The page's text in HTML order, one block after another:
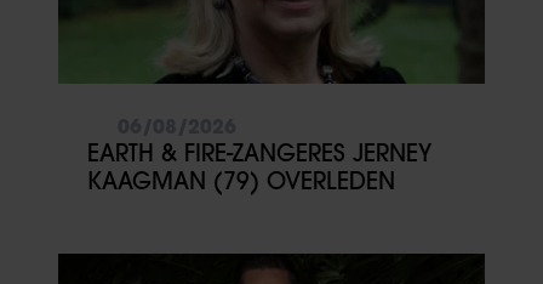
EARTH & FIRE-ZANGERES JERNEY
KAAGMAN (79) OVERLEDEN